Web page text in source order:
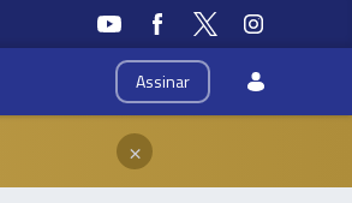
Assinar
×